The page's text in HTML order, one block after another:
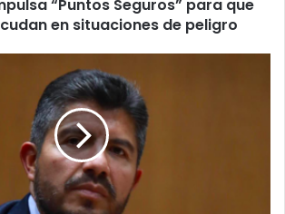
“Puntos Seguros” para que
en situaciones de peligro